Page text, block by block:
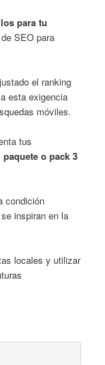
para tu
SEO para
el ranking
esta exigencia
móviles.
tus
paquete o pack 3
condición
inspiran en la
locales y utilizar